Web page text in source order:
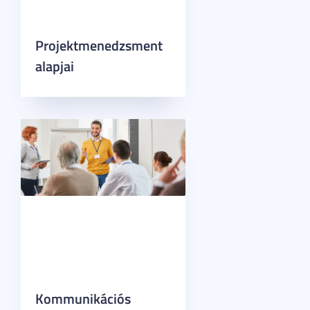
Projektmenedzsment
alapjai
Kommunikációs